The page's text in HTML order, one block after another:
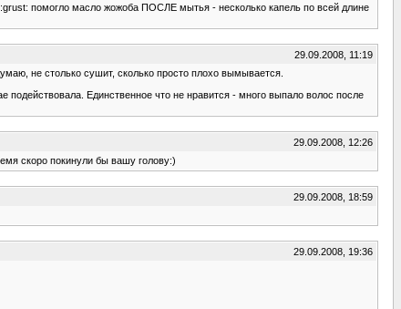
помогло масло жожоба ПОСЛЕ мытья - несколько капель по всей длине
29.09.2008, 11:19
не столько сушит, сколько просто плохо вымывается.
Единственное что не нравится - много выпало волос после
29.09.2008, 12:26
скоро покинули бы вашу голову:)
29.09.2008, 18:59
29.09.2008, 19:36